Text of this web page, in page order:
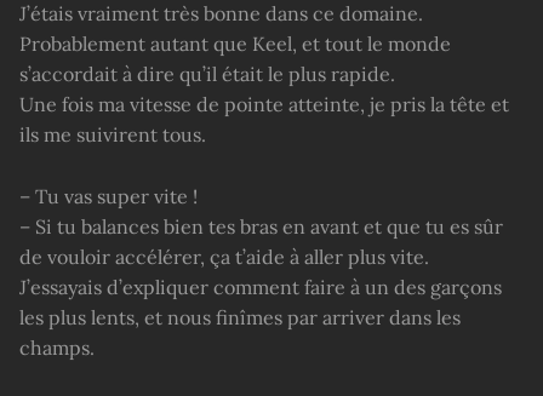
J’étais vraiment très bonne dans ce domaine.
Probablement autant que Keel, et tout le monde
s’accordait à dire qu’il était le plus rapide.
Une fois ma vitesse de pointe atteinte, je pris la tête et
ils me suivirent tous.
– Tu vas super vite !
– Si tu balances bien tes bras en avant et que tu es sûr
de vouloir accélérer, ça t’aide à aller plus vite.
J’essayais d’expliquer comment faire à un des garçons
les plus lents, et nous finîmes par arriver dans les
champs.